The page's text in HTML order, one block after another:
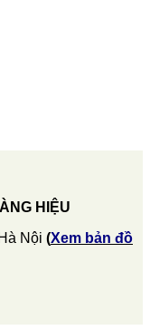
HIỆU
Nội (Xem bản đồ